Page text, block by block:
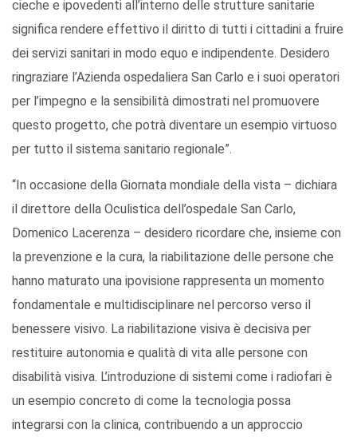
cieche e ipovedenti all’interno delle strutture sanitarie
significa rendere effettivo il diritto di tutti i cittadini a fruire
dei servizi sanitari in modo equo e indipendente. Desidero
ringraziare l’Azienda ospedaliera San Carlo e i suoi operatori
per l’impegno e la sensibilità dimostrati nel promuovere
questo progetto, che potrà diventare un esempio virtuoso
per tutto il sistema sanitario regionale”.
“In occasione della Giornata mondiale della vista – dichiara
il direttore della Oculistica dell’ospedale San Carlo,
Domenico Lacerenza – desidero ricordare che, insieme con
la prevenzione e la cura, la riabilitazione delle persone che
hanno maturato una ipovisione rappresenta un momento
fondamentale e multidisciplinare nel percorso verso il
benessere visivo. La riabilitazione visiva è decisiva per
restituire autonomia e qualità di vita alle persone con
disabilità visiva. L’introduzione di sistemi come i radiofari è
un esempio concreto di come la tecnologia possa
integrarsi con la clinica, contribuendo a un approccio